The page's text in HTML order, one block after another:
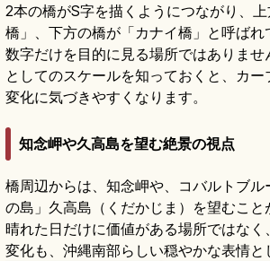
2本の橋がS字を描くようにつながり、
橋」、下方の橋が「カナイ橋」と呼ばれ
数字だけを目的に見る場所ではありま
としてのスケールを知っておくと、カ
変化に気づきやすくなります。
知念岬や久高島を望む絶景の視点
橋周辺からは、知念岬や、コバルトブル
の島」久高島（くだかじま）を望むこと
晴れた日だけに価値がある場所ではな
変化も、沖縄南部らしい穏やかな表情と